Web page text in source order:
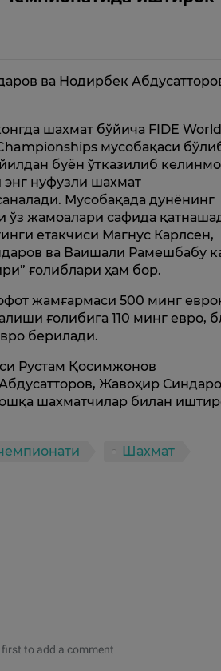
ва Нодирбек
шахмат бўйича FIDE World
мусобақаси
буён ўтказилиб
нуфузли шахмат
Мусобақада дунёнинг
ўз жамоалари сафида
етакчиси Магнус Карлсен,
ва Ваишали Рамешбабу
ғолиблари ҳам бор.
жамғармаси 500 минг
ғолибига 110 минг евро,
берилади.
Рустам Қосимжонов
Жавоҳир
шахматчилар билан
Шахмат